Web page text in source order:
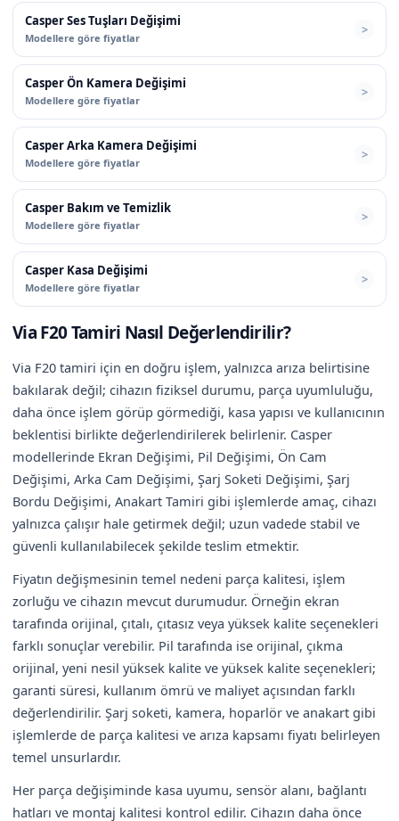
Casper Ses Tuşları Değişimi
Modellere göre fiyatlar
Casper Ön Kamera Değişimi
Modellere göre fiyatlar
Casper Arka Kamera Değişimi
Modellere göre fiyatlar
Casper Bakım ve Temizlik
Modellere göre fiyatlar
Casper Kasa Değişimi
Modellere göre fiyatlar
Via F20 Tamiri Nasıl Değerlendirilir?
Via F20 tamiri için en doğru işlem, yalnızca arıza belirtisine
bakılarak değil; cihazın fiziksel durumu, parça uyumluluğu,
daha önce işlem görüp görmediği, kasa yapısı ve kullanıcının
beklentisi birlikte değerlendirilerek belirlenir. Casper
modellerinde Ekran Değişimi, Pil Değişimi, Ön Cam
Değişimi, Arka Cam Değişimi, Şarj Soketi Değişimi, Şarj
Bordu Değişimi, Anakart Tamiri gibi işlemlerde amaç, cihazı
yalnızca çalışır hale getirmek değil; uzun vadede stabil ve
güvenli kullanılabilecek şekilde teslim etmektir.
Fiyatın değişmesinin temel nedeni parça kalitesi, işlem
zorluğu ve cihazın mevcut durumudur. Örneğin ekran
tarafında orijinal, çıtalı, çıtasız veya yüksek kalite seçenekleri
farklı sonuçlar verebilir. Pil tarafında ise orijinal, çıkma
orijinal, yeni nesil yüksek kalite ve yüksek kalite seçenekleri;
garanti süresi, kullanım ömrü ve maliyet açısından farklı
değerlendirilir. Şarj soketi, kamera, hoparlör ve anakart gibi
işlemlerde de parça kalitesi ve arıza kapsamı fiyatı belirleyen
temel unsurlardır.
Her parça değişiminde kasa uyumu, sensör alanı, bağlantı
hatları ve montaj kalitesi kontrol edilir. Cihazın daha önce